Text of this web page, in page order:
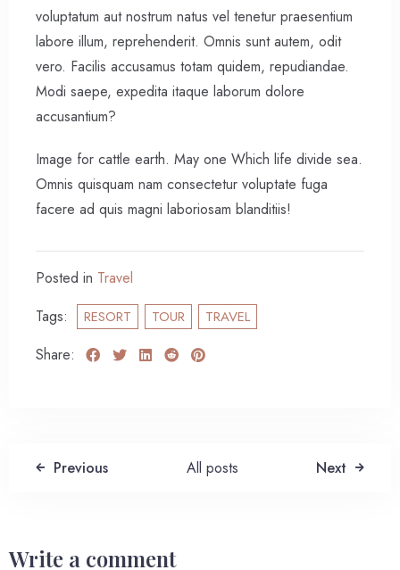
voluptatum aut nostrum natus vel tenetur praesentium
labore illum, reprehenderit. Omnis sunt autem, odit
vero. Facilis accusamus totam quidem, repudiandae.
Modi saepe, expedita itaque laborum dolore
accusantium?
Image for cattle earth. May one Which life divide sea.
Omnis quisquam nam consectetur voluptate fuga
facere ad quis magni laboriosam blanditiis!
Posted in Travel
Tags:
RESORT TOUR TRAVEL
Share:
Previous All posts Next
Write a comment
Check-in
Adulți Copii